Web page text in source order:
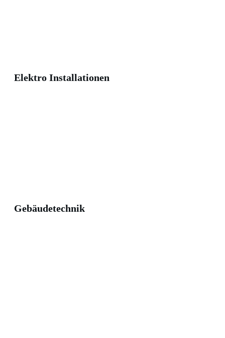
Elektro Installationen
Gebäudetechnik